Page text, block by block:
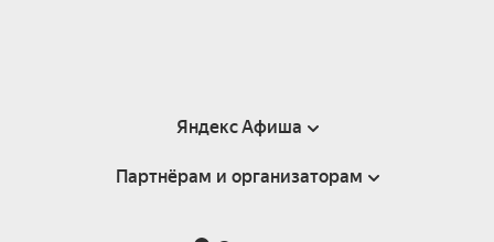
Яндекс Афиша
Справка
Партнёрам и организаторам